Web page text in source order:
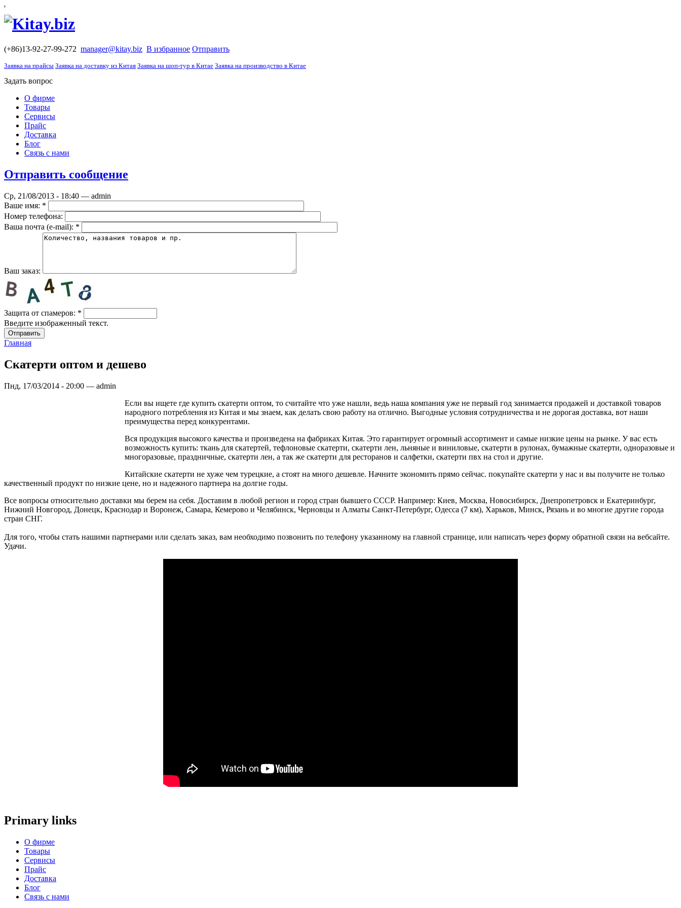
'
(+86)13-92-27-99-272 manager@kitay.biz В избранное Отправить
Заявка на прайсы Заявка на доставку из Китая Заявка на шоп-тур в Китае Заявка на производство в Китае
Задать вопрос
О фирме
Товары
Сервисы
Прайс
Доставка
Блог
Связь с нами
Отправить сообщение
Ср, 21/08/2013 - 18:40 — admin
Ваше имя: *
Номер телефона:
Ваша почта (е-mail): *
Ваш заказ:
Защита от спамеров: *
Введите изображенный текст.
Главная
Скатерти оптом и дешево
Пнд, 17/03/2014 - 20:00 — admin
Если вы ищете где купить скатерти оптом, то считайте что уже нашли, ведь наша компания уже не первый год занимается продажей и доставкой товаров
народного потребления из Китая и мы знаем, как делать свою работу на отлично. Выгодные условия сотрудничества и не дорогая доставка, вот наши
преимущества перед конкурентами.
Вся продукция высокого качества и произведена на фабриках Китая. Это гарантирует огромный ассортимент и самые низкие цены на рынке. У вас есть
возможность купить: ткань для скатертей, тефлоновые скатерти, скатерти лен, льняные и виниловые, скатерти в рулонах, бумажные скатерти, одноразовые и
многоразовые, праздничные, скатерти лен, а так же скатерти для ресторанов и салфетки, скатерти пвх на стол и другие.
Китайские скатерти не хуже чем турецкие, а стоят на много дешевле. Начните экономить прямо сейчас. покупайте скатерти у нас и вы получите не только
качественный продукт по низкие цене, но и надежного партнера на долгие годы.
Все вопросы относительно доставки мы берем на себя. Доставим в любой регион и город стран бывшего СССР. Например: Киев, Москва, Новосибирск, Днепропетровск и Екатеринбург,
Нижний Новгород, Донецк, Краснодар и Воронеж, Самара, Кемерово и Челябинск, Черновцы и Алматы Санкт-Петербург, Одесса (7 км), Харьков, Минск, Рязань и во многие другие города
стран СНГ.
Для того, чтобы стать нашими партнерами или сделать заказ, вам необходимо позвонить по телефону указанному на главной странице, или написать через форму обратной связи на вебсайте.
Удачи.
Primary links
О фирме
Товары
Сервисы
Прайс
Доставка
Блог
Связь с нами